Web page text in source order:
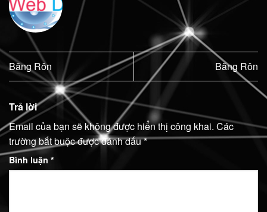
Băng Rôn Băng Rôn
Trả lời
Email của bạn sẽ không được hiển thị công khai. Các
trường bắt buộc được đánh dấu*
Bình luận *